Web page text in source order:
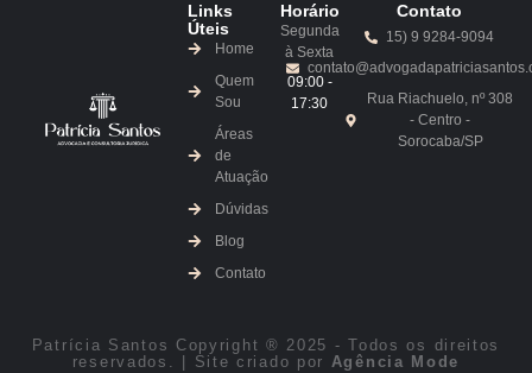
Links
Úteis
Home
Quem
Sou
Áreas
de
Atuação
Dúvidas
Blog
Contato
Horário
Segunda
à Sexta
09:00 -
17:30
Contato
15) 9 9284-9094
Rua Riachuelo, nº 308
- Centro -
Sorocaba/SP
Patrícia Santos Copyright ® 2025 - Todos os direitos
reservados. | Site criado por Agência Mode